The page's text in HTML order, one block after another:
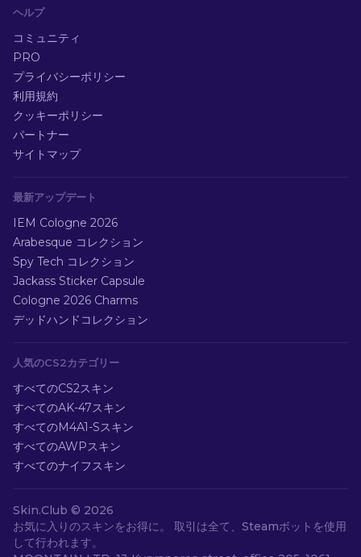
ヘルプ
コミュニティ
PRO
プライバシーポリシー
利用規約
クッキーポリシー
パートナー
サイトマップ
最新アップデート
IEM Cologne 2026
Arabesque コレクション
Spy Tech コレクション
Jackass Sticker Capsule
Cologne 2026 Charms
デッドハンドコレクション
人気のCS2カテゴリー
すべてのCS2スキン
すべてのAK-47スキン
すべてのM4A1-Sスキン
すべてのAWPスキン
すべてのナイフスキン
Skin.Club © 2026
お気に入りのスキンをお得に。 取引は全て、Steamボットを使用
して行われます。